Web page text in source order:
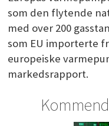
som den flytende
med over 200
som EU importerte
europeiske
markedsrapport.